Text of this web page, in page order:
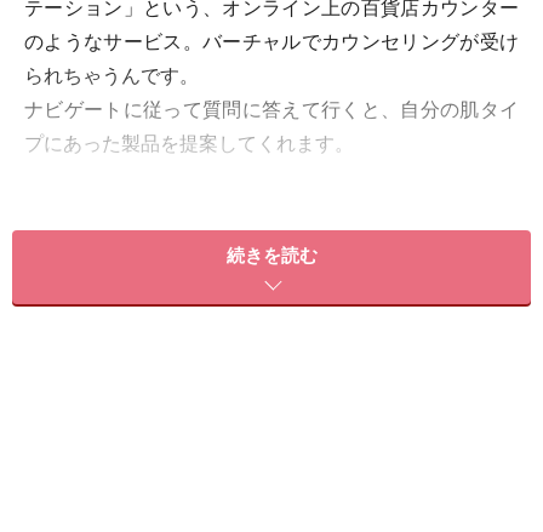
テーション」という、オンライン上の百貨店カウンター
のようなサービス。バーチャルでカウンセリングが受け
られちゃうんです。
ナビゲートに従って質問に答えて行くと、自分の肌タイ
プにあった製品を提案してくれます。
から、肌タイプ・肌色・仕上がりの好みに合わせて製品
をセレクトする「ファンデーション診断」や、メイクア
ップやスキンケアの使い方を動画で紹介してくれる「ビ
続きを読む